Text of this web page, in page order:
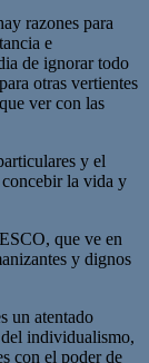
razones para
e
de ignorar todo
otras vertientes
ver con las
y el
concebir la vida y
que ve en
y dignos
un atentado
individualismo,
con el poder de